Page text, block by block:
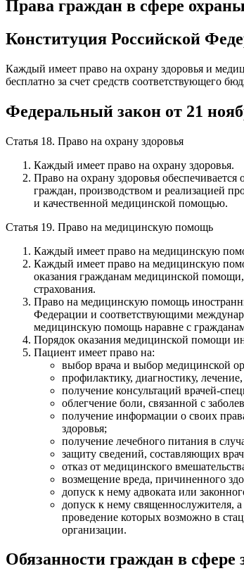
Права граждан в сфере
Конституция Российской
Каждый имеет право на охрану здоровья и
бесплатно за счет средств соответствующего
Федеральный закон от 21
Статья 18. Право на охрану здоровья
Каждый имеет право на охрану здоровья.
Право на охрану здоровья
граждан, производством и реализацией
и качественной медицинской помощью.
Статья 19. Право на медицинскую помощь
Каждый имеет право на медицинскую
Каждый имеет право на медицинскую
оказания гражданам медицинской
страхования.
Право на медицинскую помощь
Федерации и соответствующими
медицинскую помощь наравне с
Порядок оказания медицинской помощи
Пациент имеет право на:
выбор врача и выбор медицинской
профилактику, диагностику,
получение консультаций врачей-
облегчение боли, связанной с
получение информации о своих
здоровья;
получение лечебного питания в
защиту сведений, составляющих
отказ от медицинского
возмещение вреда, причиненного
допуск к нему адвоката или
допуск к нему священнослужителя,
проведение которых возможно в
организации.
Обязанности граждан в сфере